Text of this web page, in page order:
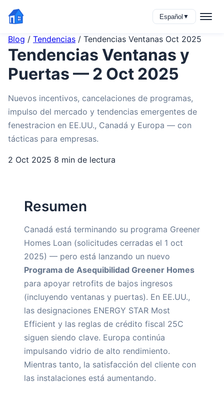
Español ▼
Blog / Tendencias / Tendencias Ventanas Oct 2025
Tendencias Ventanas y
Puertas — 2 Oct 2025
Nuevos incentivos, cancelaciones de programas,
impulso del mercado y tendencias emergentes de
fenestracion en EE.UU., Canadá y Europa — con
tácticas para empresas.
2 Oct 2025 8 min de lectura
Resumen
Canadá está terminando su programa Greener
Homes Loan (solicitudes cerradas el 1 oct
2025) — pero está lanzando un nuevo
Programa de Asequibilidad Greener Homes
para apoyar retrofits de bajos ingresos
(incluyendo ventanas y puertas). En EE.UU.,
las designaciones ENERGY STAR Most
Efficient y las reglas de crédito fiscal 25C
siguen siendo clave. Europa continúa
impulsando vidrio de alto rendimiento.
Mientras tanto, la satisfacción del cliente con
las instalaciones está aumentando.